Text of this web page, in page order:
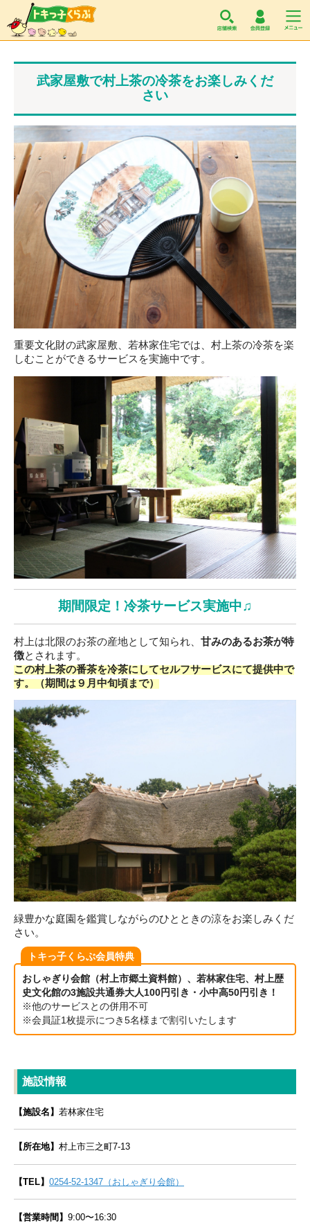
武家屋敷で村上茶の冷茶をお楽しみくだ
さい
重要文化財の武家屋敷、若林家住宅では、村上茶の冷茶を楽
しむことができるサービスを実施中です。
期間限定！冷茶サービス実施中♫
村上は北限のお茶の産地として知られ、 甘みのあるお茶が特
徴とされます。
この村上茶の番茶を冷茶にしてセルフサービスにて提供中で
す。（期間は９月中旬頃まで）
緑豊かな庭園を鑑賞しながらのひとときの涼をお楽しみくだ
さい。
トキっ子くらぶ会員特典
おしゃぎり会館（村上市郷土資料館）、若林家住宅、村上歴
史文化館の3施設共通券大人100円引き・小中高50円引き！
※他のサービスとの併用不可
※会員証1枚提示につき5名様まで割引いたします
施設情報
【施設名】 若林家住宅
【所在地】 村上市三之町7-13
【TEL】 0254-52-1347（おしゃぎり会館）
【営業時間】 9:00〜16:30